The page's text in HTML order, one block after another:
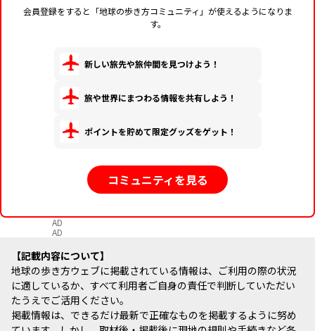
会員登録をすると「地球の歩き方コミュニティ」が使えるようになりま
す。
新しい旅先や旅仲間を見つけよう！
旅や世界にまつわる情報を共有しよう！
ポイントを貯めて限定グッズをゲット！
コミュニティを見る
AD
AD
記載内容について
地球の歩き方ウェブに掲載されている情報は、ご利用の際の状況
に適しているか、すべて利用者ご自身の責任で判断していただい
たうえでご活用ください。
掲載情報は、できるだけ最新で正確なものを掲載するように努め